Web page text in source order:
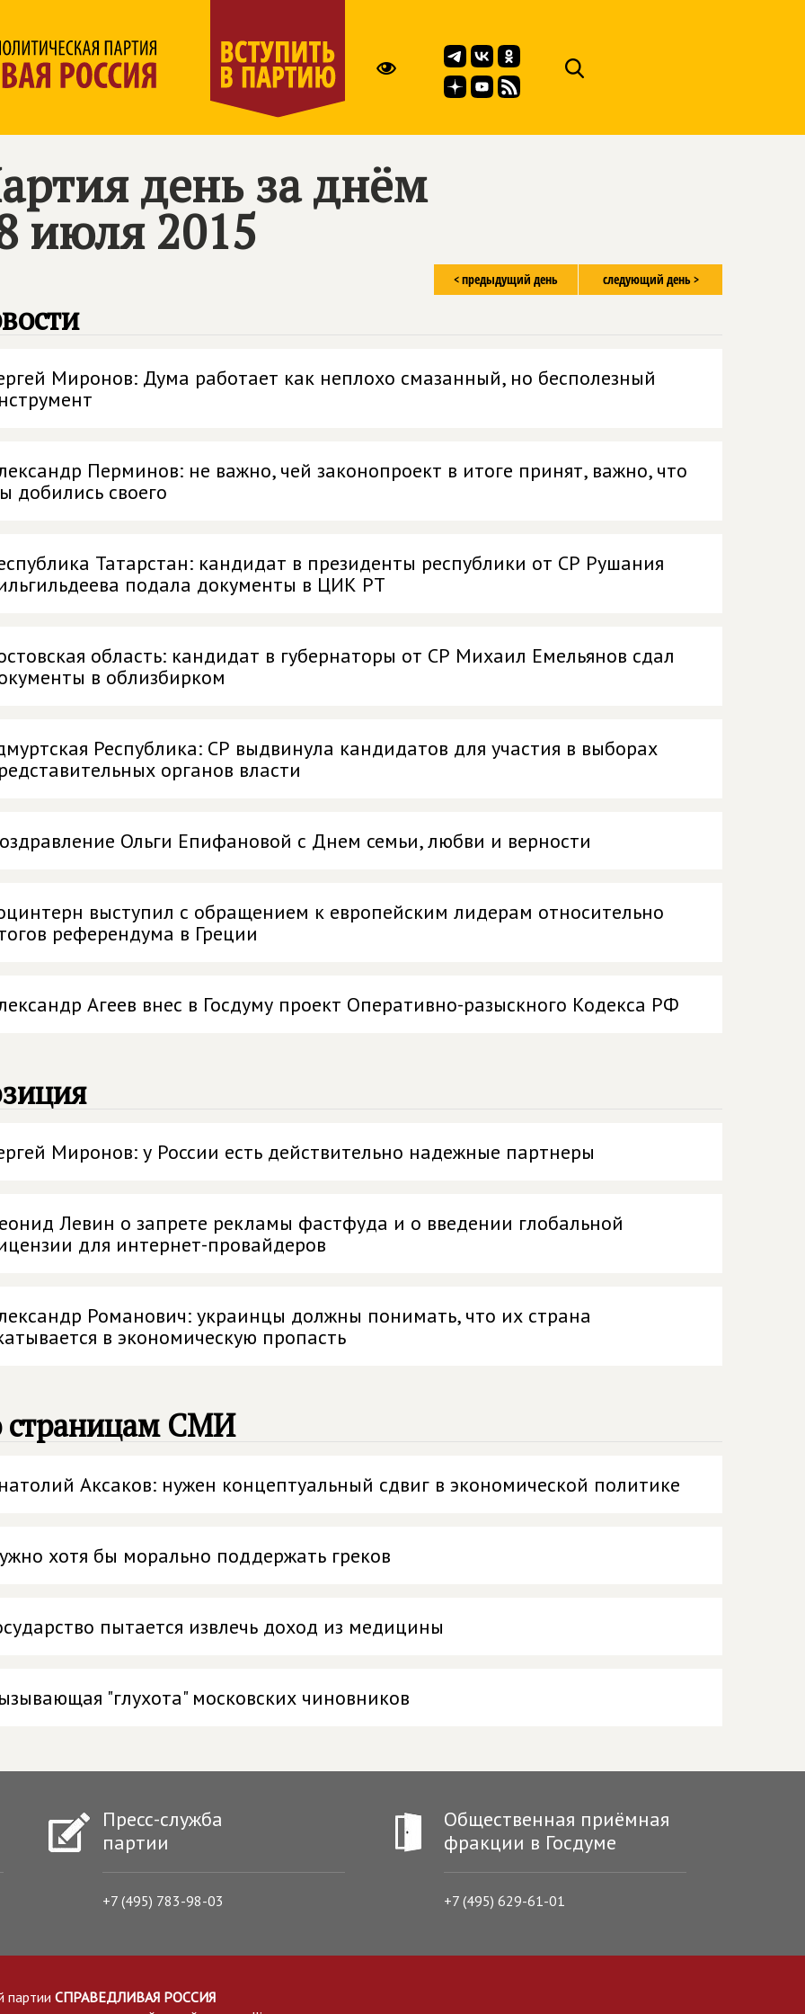
день за днём
июля 2015
следующий день >
< предыдущий день
Миронов: Дума работает как неплохо смазанный, но бесполезный
Перминов: не важно, чей законопроект в итоге принят, важно, что
добились своего
Татарстан: кандидат в президенты республики от СР Рушания
подала документы в ЦИК РТ
область: кандидат в губернаторы от СР Михаил Емельянов сдал
в облизбирком
Республика: СР выдвинула кандидатов для участия в выборах
органов власти
Ольги Епифановой с Днем семьи, любви и верности
выступил с обращением к европейским лидерам относительно
референдума в Греции
Агеев внес в Госдуму проект Оперативно-разыскного Кодекса РФ
Миронов: у России есть действительно надежные партнеры
Левин о запрете рекламы фастфуда и о введении глобальной
для интернет-провайдеров
Романович: украинцы должны понимать, что их страна
в экономическую пропасть
страницам СМИ
Аксаков: нужен концептуальный сдвиг в экономической политике
хотя бы морально поддержать греков
пытается извлечь доход из медицины
"глухота" московских чиновников
Пресс-служба
партии
+7 (495) 783-98-03
Общественная приёмная
фракции в Госдуме
+7 (495) 629-61-01
партии СПРАВЕДЛИВАЯ РОССИЯ